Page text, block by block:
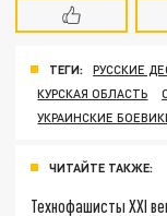
ТЕГИ: РУССКИЕ
КУРСКАЯ ОБЛАСТЬ
УКРАИНСКИЕ
ЧИТАЙТЕ ТАКЖЕ:
Технофашисты XXI